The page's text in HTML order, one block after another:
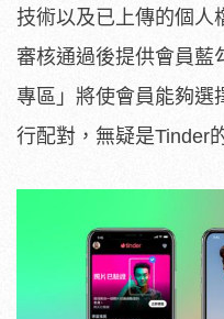
技術以及已上傳的個人
審核通過後提供會員藍
專區」將使會員能夠選
行配對，無疑是Tinder